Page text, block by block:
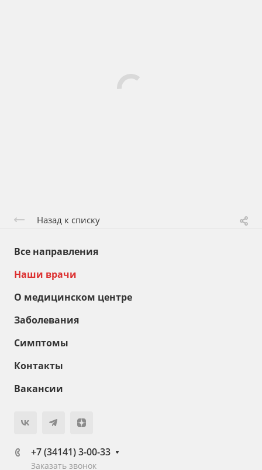
Назад к списку
Все направления
Наши врачи
О медицинском центре
Заболевания
Симптомы
Контакты
Вакансии
+7 (34141) 3-00-33
Заказать звонок